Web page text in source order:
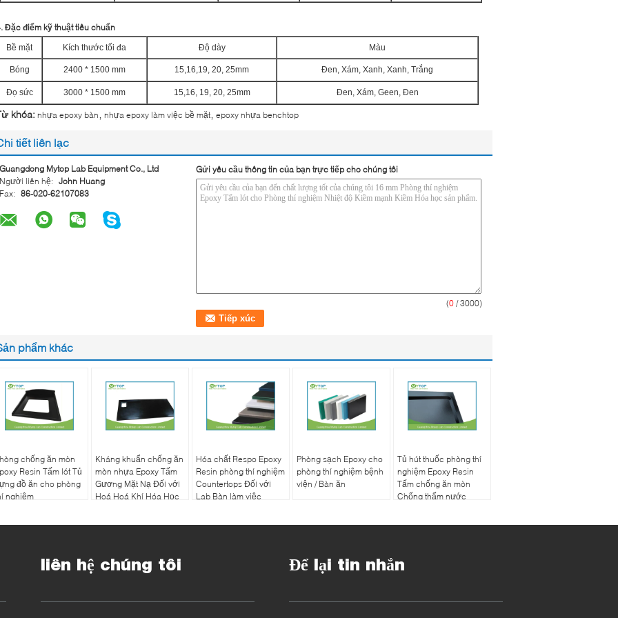
Đặc điểm kỹ thuật tiêu chuẩn
Bề mặt Kích thước tối đa Độ dày Màu
Bóng 2400 * 1500 mm 15,16,19, 20, 25mm Đen, Xám, Xanh, Xanh, Trắng
Đọ sức 3000 * 1500 mm 15,16, 19, 20, 25mm Đen, Xám, Geen, Đen
khóa: nhựa epoxy bàn nhựa epoxy làm việc bề mặt epoxy nhựa benchtop
tiết liên lạc
Guangdong Mytop Lab Equipment Co., Ltd
Người liên hệ: John Huang
Fax: 86-020-62107083
Gửi yêu cầu thông tin của bạn trực tiếp cho chúng tôi
(0 / 3000)
phẩm khác
chống ăn mòn
Resin Tấm lót Tủ
đồ ăn cho phòng
nghiệm
Kháng khuẩn chống ăn
mòn nhựa Epoxy Tấm
Gương Mặt Nạ Đối với
Hoá Hoá Khí Hóa Học
Hóa chất Respo Epoxy
Resin phòng thí nghiệm
Countertops Đối với
Lab Bàn làm việc
Phòng sạch Epoxy cho
phòng thí nghiệm bệnh
viện / Bàn ăn
Tủ hút thuốc phòng thí
nghiệm Epoxy Resin
Tấm chống ăn mòn
Chống thấm nước
liên hệ chúng tôi Để lại tin nhắn